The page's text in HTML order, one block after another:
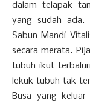
dalam telapak
yang sudah ada.
Sabun Mandi
secara merata.
tubuh ikut
lekuk tubuh tak
Busa yang